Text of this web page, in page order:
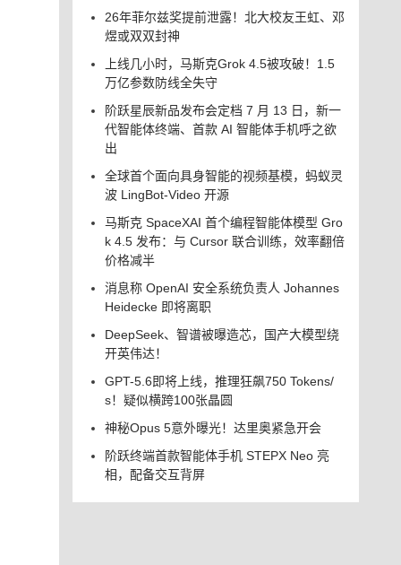
26年菲尔兹奖提前泄露！北大校友王虹、邓
煜或双双封神
上线几小时，马斯克Grok 4.5被攻破！1.5
万亿参数防线全失守
阶跃星辰新品发布会定档 7 月 13 日，新一
代智能体终端、首款 AI 智能体手机呼之欲
出
全球首个面向具身智能的视频基模，蚂蚁灵
波 LingBot-Video 开源
马斯克 SpaceXAI 首个编程智能体模型 Gro
k 4.5 发布：与 Cursor 联合训练，效率翻倍
价格减半
消息称 OpenAI 安全系统负责人 Johannes
Heidecke 即将离职
DeepSeek、智谱被曝造芯，国产大模型绕
开英伟达！
GPT-5.6即将上线，推理狂飙750 Tokens/
s！疑似横跨100张晶圆
神秘Opus 5意外曝光！达里奥紧急开会
阶跃终端首款智能体手机 STEPX Neo 亮
相，配备交互背屏